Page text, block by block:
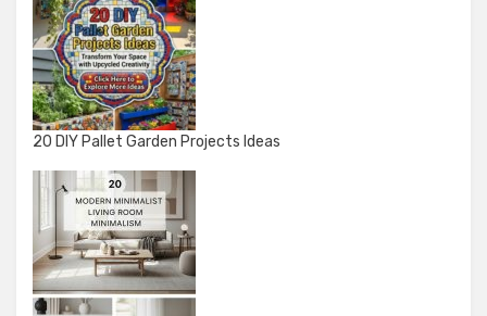
20 DIY Pallet Garden Projects Ideas